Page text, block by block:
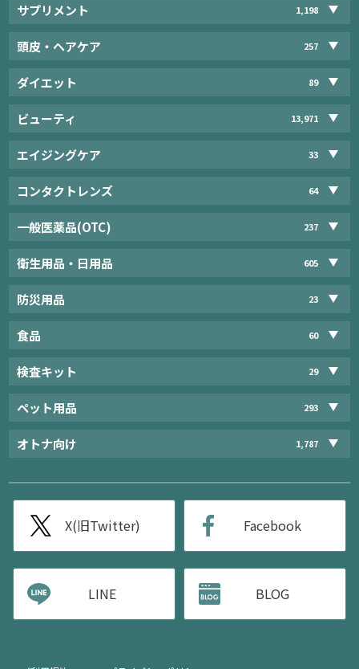
サプリメント 1,198
頭皮・ヘアケア 257
ダイエット 89
ビューティ 13,971
エイジングケア 33
コンタクトレンズ 64
一般医薬品(OTC) 237
衛生用品・日用品 605
防災用品 23
食品 60
検査キット 29
ペット用品 293
オトナ向け 1,787
X(旧Twitter) Facebook
LINE BLOG